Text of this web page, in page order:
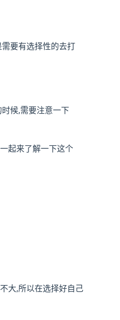
要有选择性的去打
候,需要注意一下
起来了解一下这个
大,所以在选择好自己